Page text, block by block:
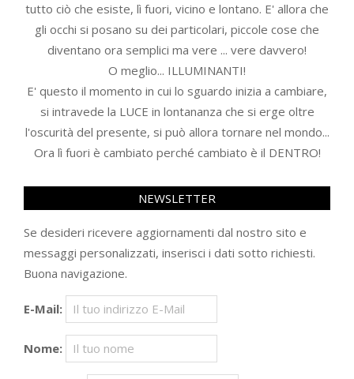
tutto ciò che esiste, lì fuori, vicino e lontano. E' allora che
gli occhi si posano su dei particolari, piccole cose che
diventano ora semplici ma vere ... vere davvero!
O meglio... ILLUMINANTI!
E' questo il momento in cui lo sguardo inizia a cambiare,
si intravede la LUCE in lontananza che si erge oltre
l'oscurità del presente, si può allora tornare nel mondo...
Ora lì fuori è cambiato perché cambiato è il DENTRO!
NEWSLETTER
Se desideri ricevere aggiornamenti dal nostro sito e
messaggi personalizzati, inserisci i dati sotto richiesti.
Buona navigazione.
E-Mail:
Nome: